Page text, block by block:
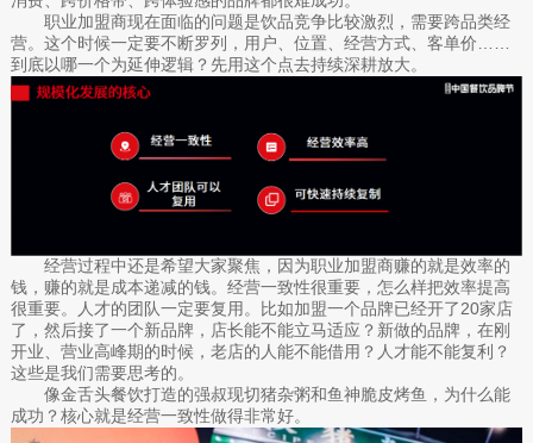
职业加盟商现在面临的问题是饮品竞争比较激烈，需要跨品类经
营。这个时候一定要不断罗列，用户、位置、经营方式、客单价……
到底以哪一个为延伸逻辑？先用这个点去持续深耕放大。
经营过程中还是希望大家聚焦，因为职业加盟商赚的就是效率的
钱，赚的就是成本递减的钱。经营一致性很重要，怎么样把效率提高
很重要。人才的团队一定要复用。比如加盟一个品牌已经开了20家店
了，然后接了一个新品牌，店长能不能立马适应？新做的品牌，在刚
开业、营业高峰期的时候，老店的人能不能借用？人才能不能复利？
这些是我们需要思考的。
像金舌头餐饮打造的强叔现切猪杂粥和鱼神脆皮烤鱼，为什么能
成功？核心就是经营一致性做得非常好。